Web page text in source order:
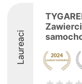
Laureaci